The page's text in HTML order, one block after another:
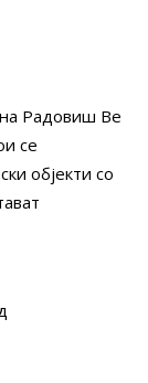
Радовиш Ве
се
објекти со